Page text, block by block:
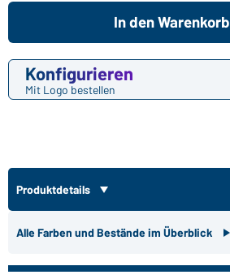
Konfigurieren
Mit Logo bestellen
In den Warenkorb
Produktdetails
Alle Farben und Bestände im Überblick